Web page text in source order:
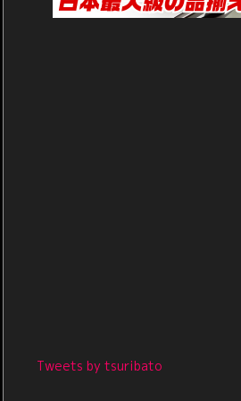
Tweets by tsuribato